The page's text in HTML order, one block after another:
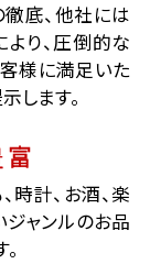
底、他社には
り、圧倒的な
様に満足いた
します。
時計、お酒、楽
ジャンルのお品